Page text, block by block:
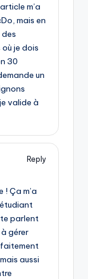
m’a
mais en
des
je dois
30
un
valide à
Reply
Ça m’a
parlent
gérer
aussi